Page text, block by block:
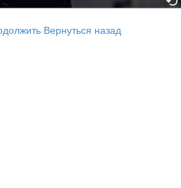
Вернуться назад